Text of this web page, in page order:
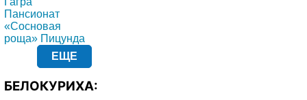
Пансионат
«Сосновая
роща» Пицунда
ЕЩЕ
БЕЛОКУРИХА: